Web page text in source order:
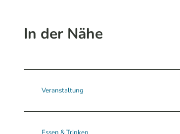
In der Nähe
Veranstaltung